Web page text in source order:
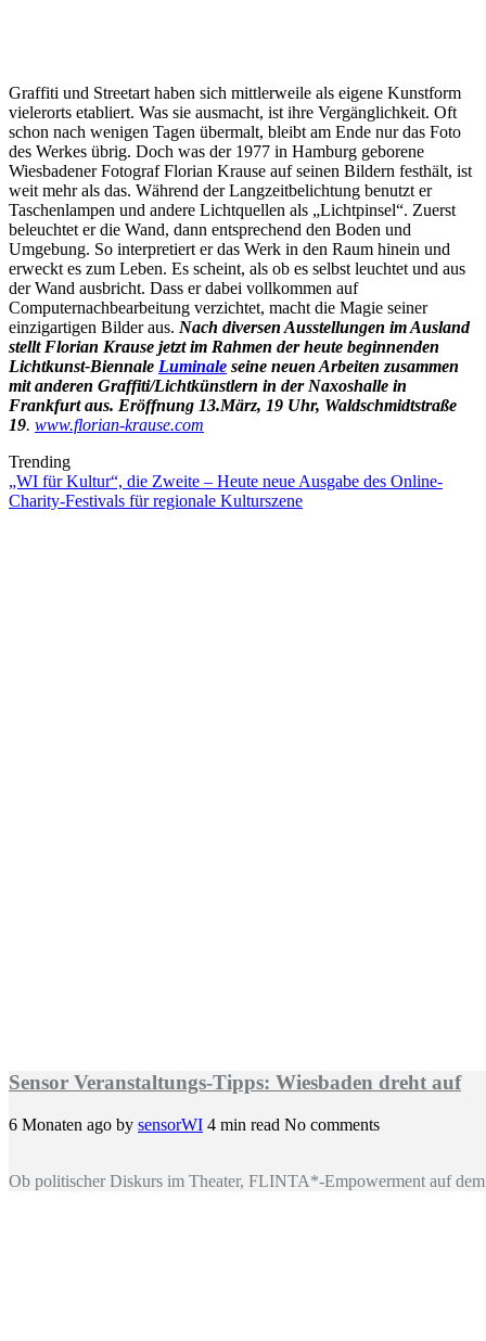
Graffiti und Streetart haben sich mittlerweile als eigene Kunstform
vielerorts etabliert. Was sie ausmacht, ist ihre Vergänglichkeit. Oft
schon nach wenigen Tagen übermalt, bleibt am Ende nur das Foto
des Werkes übrig. Doch was der 1977 in Hamburg geborene
Wiesbadener Fotograf Florian Krause auf seinen Bildern festhält, ist
weit mehr als das. Während der Langzeitbelichtung benutzt er
Taschenlampen und andere Lichtquellen als „Lichtpinsel“. Zuerst
beleuchtet er die Wand, dann entsprechend den Boden und
Umgebung. So interpretiert er das Werk in den Raum hinein und
erweckt es zum Leben. Es scheint, als ob es selbst leuchtet und aus
der Wand ausbricht. Dass er dabei vollkommen auf
Computernachbearbeitung verzichtet, macht die Magie seiner
einzigartigen Bilder aus. Nach diversen Ausstellungen im Ausland
stellt Florian Krause jetzt im Rahmen der heute beginnenden
Lichtkunst-Biennale Luminale seine neuen Arbeiten zusammen
mit anderen Graffiti/Lichtkünstlern in der Naxoshalle in
Frankfurt aus. Eröffnung 13.März, 19 Uhr, Waldschmidtstraße
19. www.florian-krause.com
Trending
„WI für Kultur“, die Zweite – Heute neue Ausgabe des Online-
Charity-Festivals für regionale Kulturszene
Sensor Veranstaltungs-Tipps: Wiesbaden dreht auf
6 Monaten ago by sensorWI 4 min read No comments
Ob politischer Diskurs im Theater, FLINTA*-Empowerment auf